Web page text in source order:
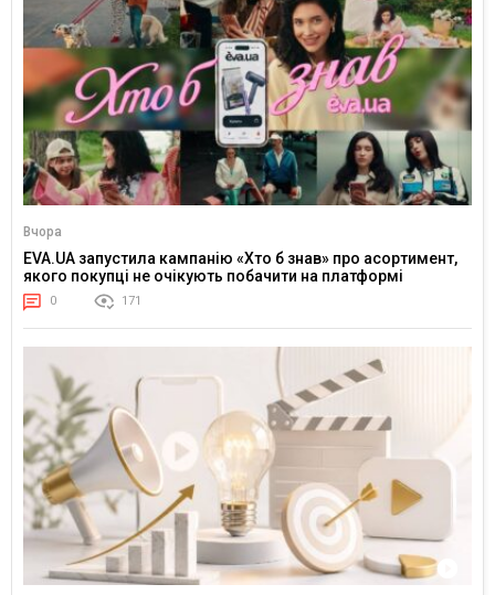
Вчора
EVA.UA запустила кампанію «Хто б знав» про асортимент,
якого покупці не очікують побачити на платформі
0 171